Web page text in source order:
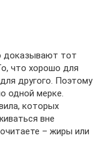
доказывают тот
что хорошо для
другого. Поэтому
одной мерке.
которых
вне
– жиры или